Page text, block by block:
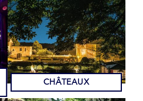
CHÂTEAUX